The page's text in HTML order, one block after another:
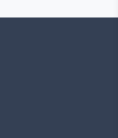
中程型（MR, Medium
度。 與原油運輸指數
）相比，BCTI 更
動，對觀察全球能源消
，BCTI 不僅是航運公